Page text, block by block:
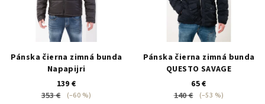
Pánska čierna zimná bunda
Napapijri
139 €
353 €
(–60 %)
Pánska čierna zimná bunda
QUESTO SAVAGE
65 €
140 €
(–53 %)